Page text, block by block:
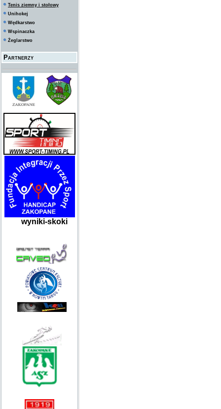
Tenis ziemny i stołowy
Unihokej
Wędkarstwo
Wspinaczka
Żeglarstwo
Partnerzy
wyniki-skoki